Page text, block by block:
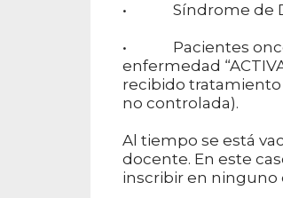
• Síndrome de
• Pacientes
enfermedad
recibido
no controlada).
Al tiempo se está
docente. En este
inscribir en ninguno